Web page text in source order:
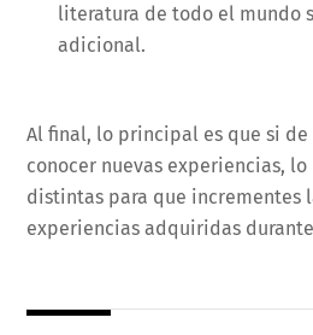
literatura de todo el mundo
adicional.
Al final, lo principal es que si
conocer nuevas experiencias, lo
distintas para que incrementes
experiencias adquiridas